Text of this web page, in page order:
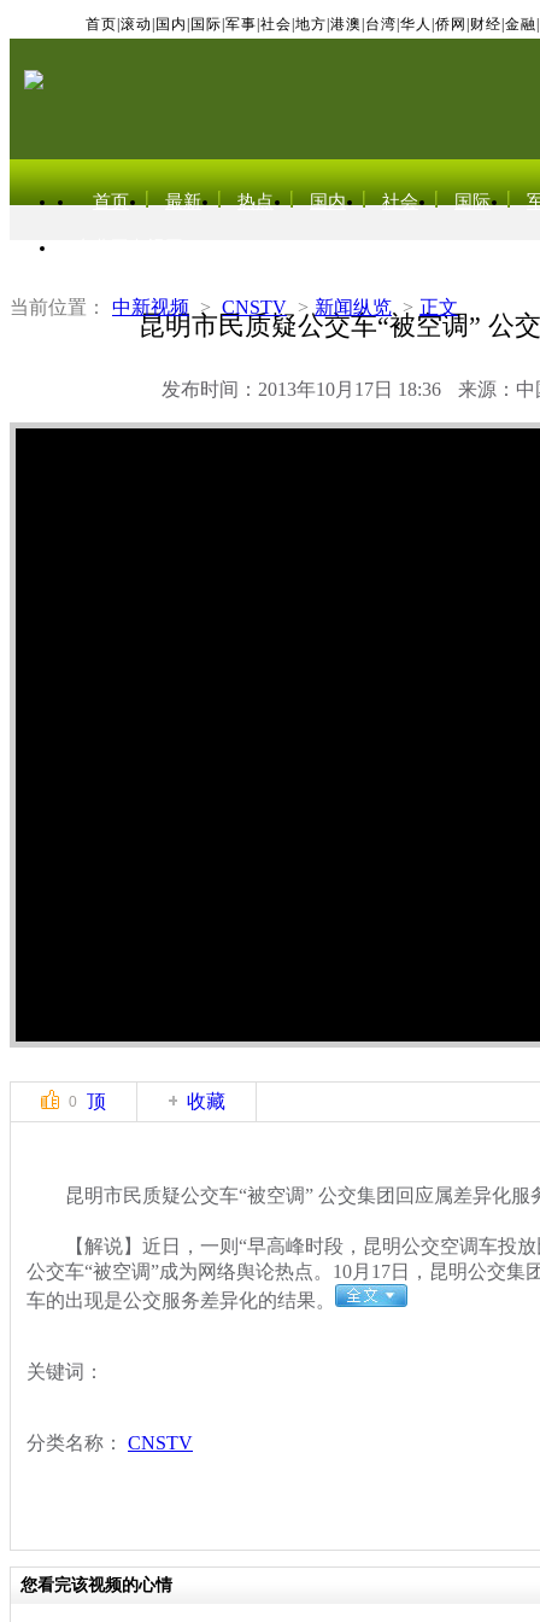
首页 滚动 国内 国际 军事 社会 地方 港澳 台湾 华人 侨网 财经 金融
首页 最新 热点 国内 社会 国际
当前位置： 中新视频 > CNSTV > 新闻纵览 > 正文
昆明市民质疑公交车“被空调” 公
发布时间：2013年10月17日 18:36 来源：中
0 顶 收藏
昆明市民质疑公交车“被空调” 公交集团回应属差异化服
【解说】近日，一则“早高峰时段，昆明公交空调车投放
公交车“被空调”成为网络舆论热点。10月17日，昆明公交集
车的出现是公交服务差异化的结果。
关键词：
分类名称： CNSTV
您看完该视频的心情